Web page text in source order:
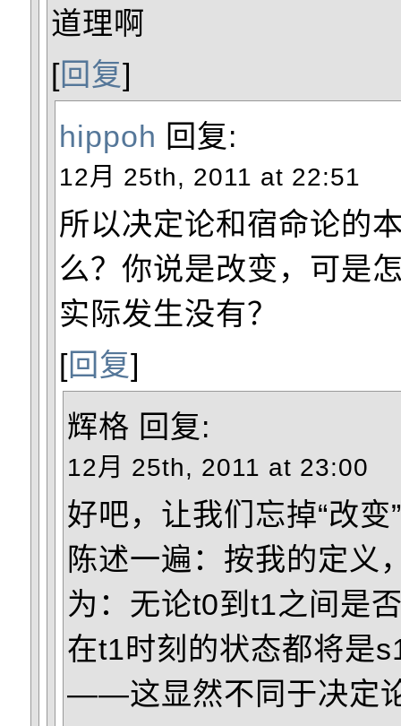
道理啊
[回复]
hippoh 回复:
12月 25th, 2011 at 22:51
所以决定论和宿命论的
么？你说是改变，可是
实际发生没有？
[回复]
辉格 回复:
12月 25th, 2011 at 23:00
好吧，让我们忘掉“改变
陈述一遍：按我的定义
为：无论t0到t1之间是
在t1时刻的状态都将是
——这显然不同于决定